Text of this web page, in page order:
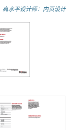
高水平设计师：内页设计